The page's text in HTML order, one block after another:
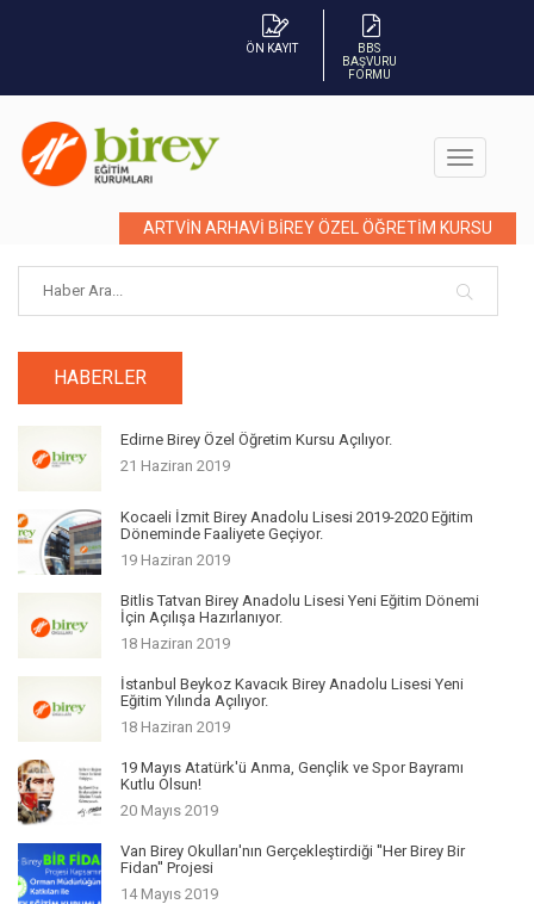
BBS
BAŞVURU
FORMU
ÖN KAYIT
ARTVİN ARHAVİ BİREY ÖZEL ÖĞRETİM KURSU
HABERLER
Edirne Birey Özel Öğretim Kursu Açılıyor.
21 Haziran 2019
Kocaeli İzmit Birey Anadolu Lisesi 2019-2020 Eğitim
Döneminde Faaliyete Geçiyor.
19 Haziran 2019
Bitlis Tatvan Birey Anadolu Lisesi Yeni Eğitim Dönemi
İçin Açılışa Hazırlanıyor.
18 Haziran 2019
İstanbul Beykoz Kavacık Birey Anadolu Lisesi Yeni
Eğitim Yılında Açılıyor.
18 Haziran 2019
19 Mayıs Atatürk'ü Anma, Gençlik ve Spor Bayramı
Kutlu Olsun!
20 Mayıs 2019
Van Birey Okulları'nın Gerçekleştirdiği ''Her Birey Bir
Fidan'' Projesi
14 Mayıs 2019